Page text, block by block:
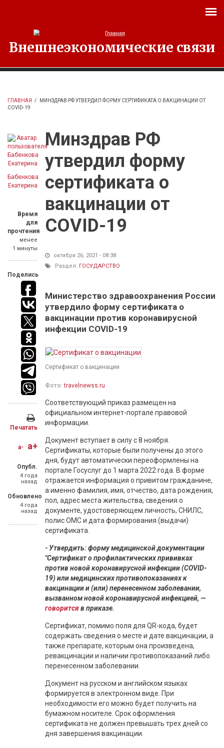
Внешнеэкономические связи
ГЛАВНАЯ /
МИНЗДРАВ РФ УТВЕРДИЛ ФОРМУ СЕРТИФИКАТА О ВАКЦИНАЦИИ ОТ
COVID-19
Бабенкова
Екатерина
Время
для
прочтения
менее
1 минуты
Поделись
Печатать
a- a+
Опубл.
4 года
назад
Обновлено
4 года
назад
Минздрав РФ
утвердил форму
сертификата о
вакцинации от
COVID-19
октября 26, 2021 - 08:38
Раздел: ГОСУДАРСТВО
Министерство здравоохранения России
утвердило форму сертификата о
вакцинации против коронавирусной
инфекции COVID-19
Сертификат о вакцинации
Фото:travelnewss.ru
Соответствующий приказ размещен на
официальном интернет-портале правовой
информации.
Документ вступает в силу с 8 ноября.
Сертификаты, которые были получены до этого
дня, будут автоматически переоформлены на
портале Госуслуг до 1 марта 2022 года. В форме
отражается информация о привитом гражданине,
а именно фамилия, имя, отчество, дата рождения,
пол, адрес места жительства, сведения о
документе, удостоверяющем личность, СНИЛС,
полис ОМС и дата формирования (выдачи)
сертификата.
- Утвердить: форму медицинской документации
"Сертификат о профилактических прививках
против новой коронавирусной инфекции (COVID-
19) или медицинских противопоказаниях к
вакцинации и (или) перенесенном заболевании,
вызванном новой коронавирусной инфекцией, —
говоритсяв приказе.
Сертификат, помимо поля для QR-кода, будет
содержать сведения о месте и дате вакцинации, а
также препарате, которым она произведена,
ревакцинации и наличии противопоказаний либо
перенесенном заболевании.
Документ на русском и английском языках
формируется в электронном виде. При
необходимости его можно будет получить на
бумажном носителе. Срок оформления
сертификата не должен превышать трех дней со
дня завершения вакцинации.